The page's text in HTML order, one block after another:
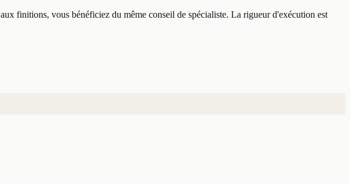
finitions, vous bénéficiez du même conseil de spécialiste. La rigueur d'exécution est